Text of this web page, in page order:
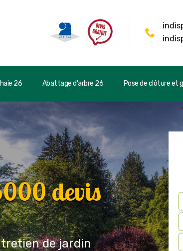
26 Abattage d'arbre 26 Pose de clôture et
devis
de jardin